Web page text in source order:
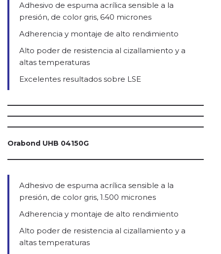
Adhesivo de espuma acrílica sensible a la
presión, de color gris, 640 micrones
Adherencia y montaje de alto rendimiento
Alto poder de resistencia al cizallamiento y a
altas temperaturas
Excelentes resultados sobre LSE
Orabond UHB 04150G
Adhesivo de espuma acrílica sensible a la
presión, de color gris, 1.500 micrones
Adherencia y montaje de alto rendimiento
Alto poder de resistencia al cizallamiento y a
altas temperaturas